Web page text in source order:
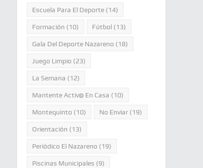
Escuela Para El Deporte(14)
Formación (10) Fútbol(13)
Gala Del Deporte Nazareno (18)
Juego Limpio (23)
La Semana (12)
Mantente Activ@ En Casa (10)
Montequinto (10) No Enviar(19)
Orientación (13)
Periódico El Nazareno (19)
Piscinas Municipales (9)